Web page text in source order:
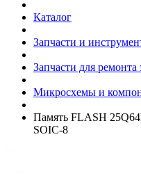
Каталог
Запчасти и
Запчасти для ремонта
Микросхемы и
Память FLASH
SOIC-8